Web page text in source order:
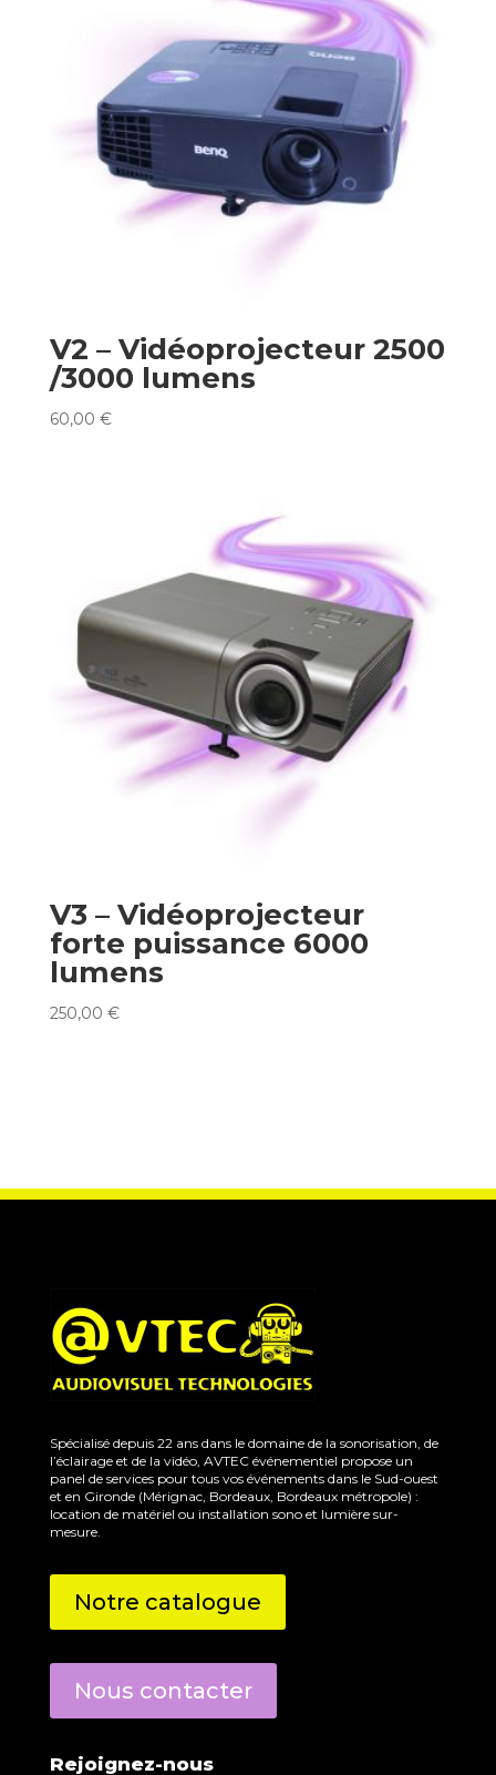
V2 – Vidéoprojecteur 2500
/3000 lumens
60,00 €
V3 – Vidéoprojecteur
forte puissance 6000
lumens
250,00 €
Spécialisé depuis 22 ans dans le domaine de la sonorisation, de
l’éclairage et de la vidéo, AVTEC événementiel propose un
panel de services pour tous vos événements dans le Sud-ouest
et en Gironde (Mérignac, Bordeaux, Bordeaux métropole) :
location de matériel ou installation sono et lumière sur-
mesure.
Notre catalogue
Nous contacter
Rejoignez-nous